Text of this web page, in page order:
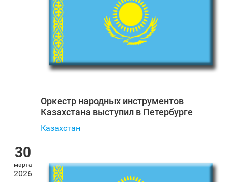
Оркестр народных инструментов
Казахстана выступил в Петербурге
Казахстан
30
марта
2026